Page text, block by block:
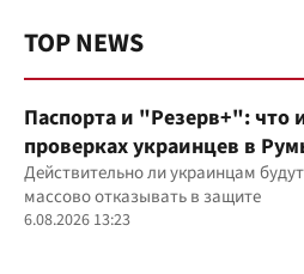
TOP NEWS
Паспорта и "Резерв+": что
проверках украинцев в
Действительно ли украинцам будут
массово отказывать в защите
6.08.2026 13:23